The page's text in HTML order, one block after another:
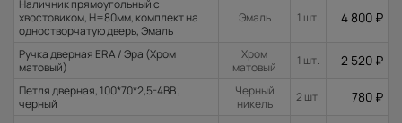
Наличник прямоугольный с
хвостовиком, H=80мм, комплект на
одностворчатую дверь, Эмаль
Эмаль 1 шт. 4 800 ₽
Ручка дверная ERA / Эра (Хром
матовый)
Хром
матовый
1 шт. 2 520 ₽
Петля дверная, 100*70*2,5-4ВВ ,
черный
Черный
никель
2 шт. 780 ₽